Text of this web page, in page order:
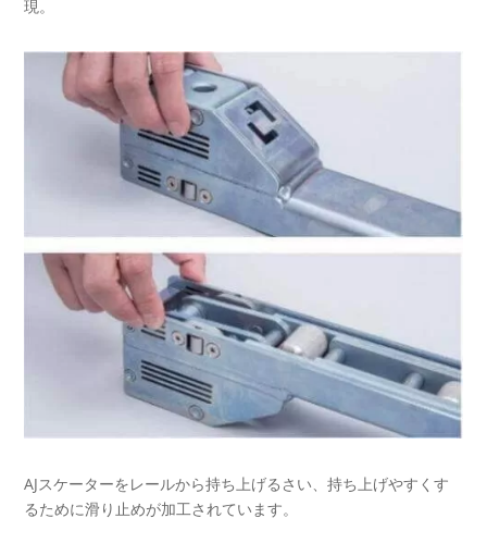
現。
AJスケーターをレールから持ち上げるさい、持ち上げやすくす
るために滑り止めが加工されています。